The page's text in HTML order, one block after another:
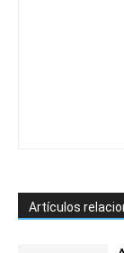
Artículos